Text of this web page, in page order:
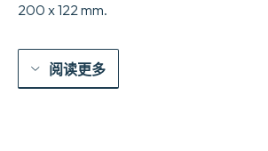
200 x 122 mm.
阅读更多